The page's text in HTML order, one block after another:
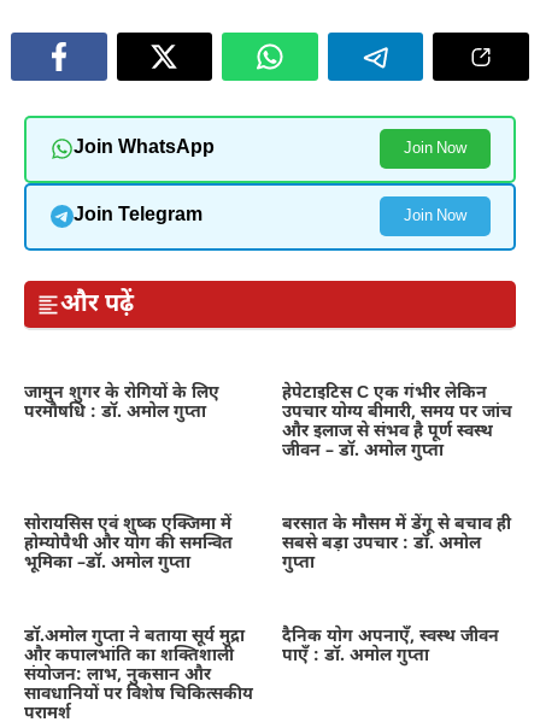
Join WhatsApp Join Now
Join Telegram Join Now
और पढ़ें
जामुन शुगर के रोगियों के लिए
परमौषधि : डॉ. अमोल गुप्ता
हेपेटाइटिस C एक गंभीर लेकिन
उपचार योग्य बीमारी, समय पर जांच
और इलाज से संभव है पूर्ण स्वस्थ
जीवन – डॉ. अमोल गुप्ता
सोरायसिस एवं शुष्क एक्जिमा में
होम्योपैथी और योग की समन्वित
भूमिका –डॉ. अमोल गुप्ता
बरसात के मौसम में डेंगू से बचाव ही
सबसे बड़ा उपचार : डॉ. अमोल
गुप्ता
डॉ.अमोल गुप्ता ने बताया सूर्य मुद्रा
और कपालभांति का शक्तिशाली
संयोजन: लाभ, नुकसान और
सावधानियों पर विशेष चिकित्सकीय
परामर्श
दैनिक योग अपनाएँ, स्वस्थ जीवन
पाएँ : डॉ. अमोल गुप्ता